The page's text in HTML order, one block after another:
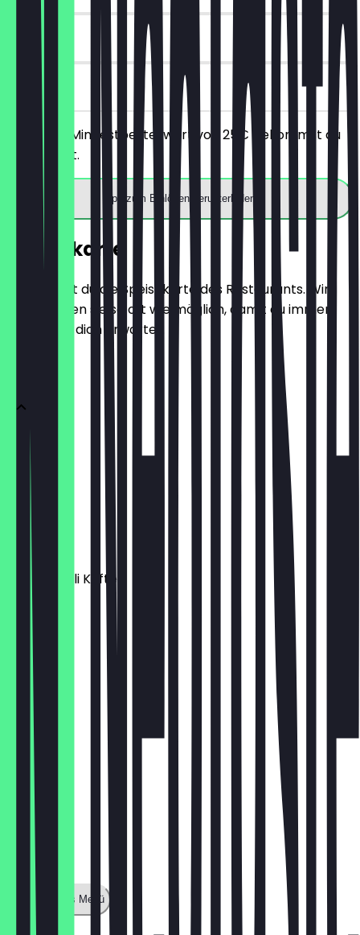
90 Tage
vor Ort
Ab einem Mindestbestellwert von 25€ bekommst du
10€ Rabatt.
App zum Einlösen herunterladen
Speisekarte
Hier findest du die Speisekarte des Restaurants. Wir
aktualisieren sie so oft wie möglich, damit du immer
weißt, was dich erwartet.
Hummus
€ 4,90
Foul
€ 5,90
Kibbeh / Içli Köfte
€ 6,90
Çiğ Köfte
€ 5,90
Zeige ganzes Menü